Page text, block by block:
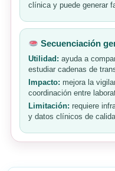
clínica y puede generar
Secuenciación
Utilidad: ayuda a
estudiar cadenas de
Impacto: mejora la
coordinación entre
Limitación: requiere
y datos clínicos de